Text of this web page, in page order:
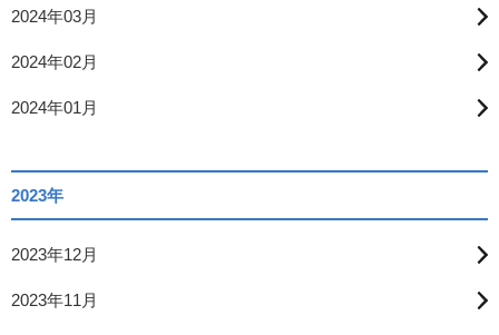
2024年03月
2024年02月
2024年01月
2023年
2023年12月
2023年11月